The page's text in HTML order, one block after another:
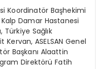
Koordinatör Başhekimi
Damar Hastanesi
Türkiye Sağlık
Kervan, ASELSAN Genel
Başkanı Alaattin
Direktörü Fatih